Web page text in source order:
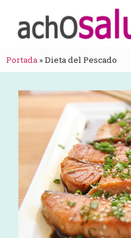
Portada »Dieta del Pescado